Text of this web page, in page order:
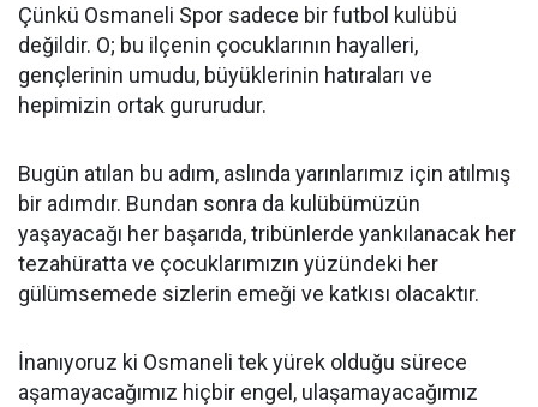
Çünkü Osmaneli Spor sadece bir futbol kulübü
değildir. O; bu ilçenin çocuklarının hayalleri,
gençlerinin umudu, büyüklerinin hatıraları ve
hepimizin ortak gururudur.
Bugün atılan bu adım, aslında yarınlarımız için atılmış
bir adımdır. Bundan sonra da kulübümüzün
yaşayacağı her başarıda, tribünlerde yankılanacak her
tezahüratta ve çocuklarımızın yüzündeki her
gülümsemede sizlerin emeği ve katkısı olacaktır.
İnanıyoruz ki Osmaneli tek yürek olduğu sürece
aşamayacağımız hiçbir engel, ulaşamayacağımız